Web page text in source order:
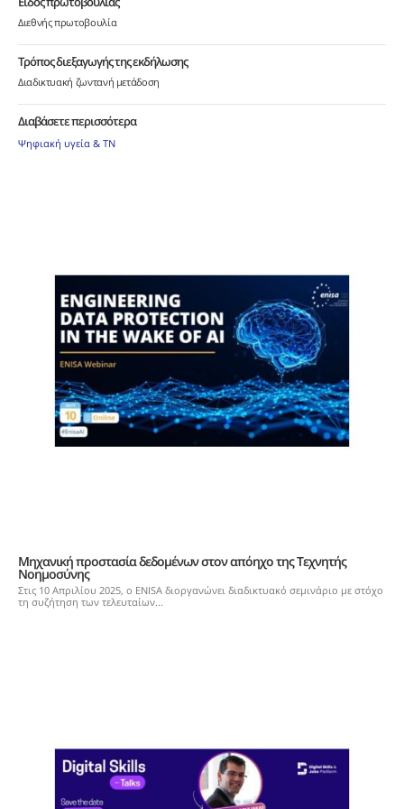
Διεθνής πρωτοβουλία
Τρόπος διεξαγωγής της εκδήλωσης
Διαδικτυακή ζωντανή μετάδοση
Διαβάσετε περισσότερα
Ψηφιακή υγεία & ΤΝ
Μηχανική προστασία δεδομένων στον απόηχο της Τεχνητής
Νοημοσύνης
Στις 10 Απριλίου 2025, ο ENISA διοργανώνει διαδικτυακό σεμινάριο με στόχο
τη συζήτηση των τελευταίων...